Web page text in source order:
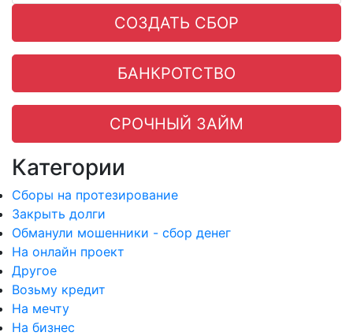
СОЗДАТЬ СБОР
БАНКРОТСТВО
СРОЧНЫЙ ЗАЙМ
Категории
Сборы на протезирование
Закрыть долги
Обманули мошенники - сбор денег
На онлайн проект
Другое
Возьму кредит
На мечту
На бизнес